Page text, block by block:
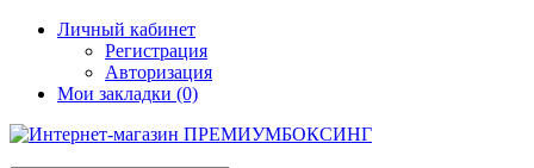
Личный кабинет
Регистрация
Авторизация
Мои закладки (0)